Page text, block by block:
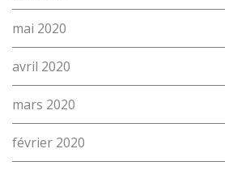
mai 2020
avril 2020
mars 2020
février 2020